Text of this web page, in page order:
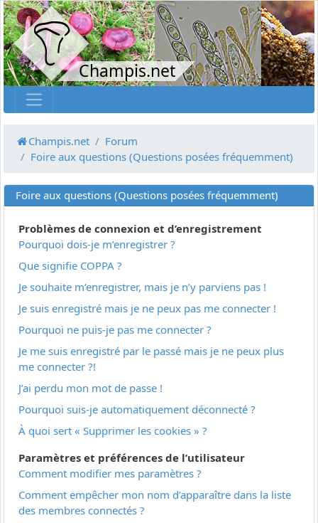
Champis.net
Champis.net
Forum
Foire aux questions (Questions posées fréquemment)
Foire aux questions (Questions posées fréquemment)
Problèmes de connexion et d’enregistrement
Pourquoi dois-je m’enregistrer ?
Que signifie COPPA ?
Je souhaite m’enregistrer, mais je n’y parviens pas !
Je suis enregistré mais je ne peux pas me connecter !
Pourquoi ne puis-je pas me connecter ?
Je me suis enregistré par le passé mais je ne peux plus
me connecter ?!
J’ai perdu mon mot de passe !
Pourquoi suis-je automatiquement déconnecté ?
À quoi sert « Supprimer les cookies » ?
Paramètres et préférences de l’utilisateur
Comment modifier mes paramètres ?
Comment empêcher mon nom d’apparaître dans la liste
des membres connectés ?